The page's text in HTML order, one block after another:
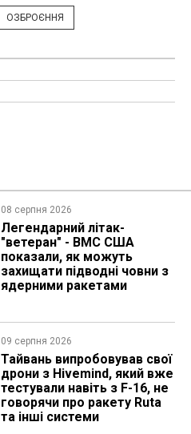
ОЗБРОЄННЯ
08 серпня 2026
Легендарний літак-
"ветеран" - ВМС США
показали, як можуть
захищати підводні човни з
ядерними ракетами
09 серпня 2026
Тайвань випробовував свої
дрони з Hivemind, який вже
тестували навіть з F-16, не
говорячи про ракету Ruta
та інші системи